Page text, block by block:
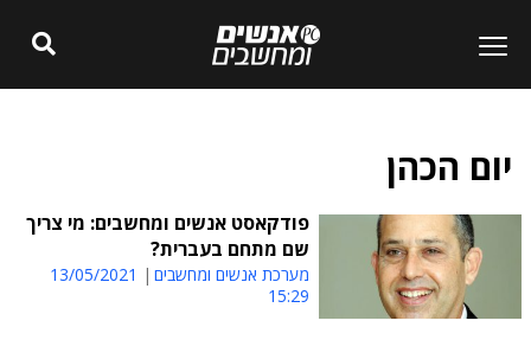
יום הכהן
פודקאסט אנשים ומחשבים: מי צריך
שם מתחם בעברית?
מערכת אנשים ומחשבים
13/05/2021
15:29